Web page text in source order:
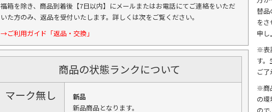
福箱を除き、商品到着後【7日以内】にメールまたはお電話にてご連絡をいただ
いた方のみ、返品を受付いたします。詳しくは次をご覧ください。
→ご利用ガイド「返品・交換」
商品の状態ランクについて
マーク無し
新品
新品商品となります。
替品
を
申し
※表
す
ご
※商
の